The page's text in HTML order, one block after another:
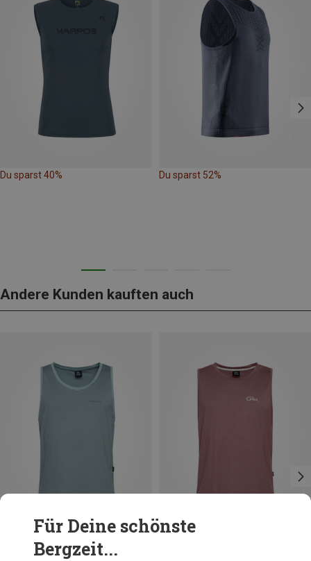
Du sparst 40% Du sparst 52%
Andere Kunden kauften auch
Du sparst 44%
Für Deine schönste
Bergzeit...